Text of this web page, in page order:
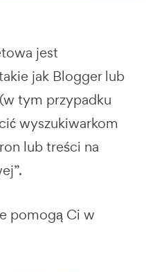
jest
jak Blogger lub
tym przypadku
wyszukiwarkom
lub treści na
pomogą Ci w